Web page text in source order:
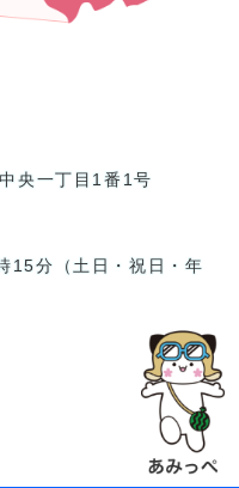
央一丁目1番1号
15分（土日・祝日・年